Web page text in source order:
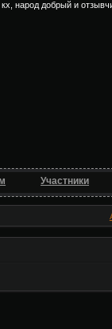
народ добрый и
Участники